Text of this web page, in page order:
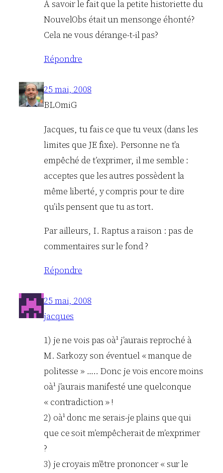
À savoir le fait que la petite historiette du
NouvelObs était un mensonge éhonté?
Cela ne vous dérange-t-il pas?
Répondre
25 mai, 2008
BLOmiG
Jacques, tu fais ce que tu veux (dans les
limites que JE fixe). Personne ne t’a
empêché de t’exprimer, il me semble :
acceptes que les autres possèdent la
même liberté, y compris pour te dire
qu’ils pensent que tu as tort.
Par ailleurs, I. Raptus a raison : pas de
commentaires sur le fond ?
Répondre
25 mai, 2008
jacques
1) je ne vois pas oà¹ j’aurais reproché à
M. Sarkozy son éventuel « manque de
politesse » ….. Donc je vois encore moins
oà¹ j’aurais manifesté une quelconque
« contradiction » !
2) oà¹ donc me serais-je plains que qui
que ce soit m’empêcherait de m’exprimer
?
3) je croyais m’être prononcer « sur le